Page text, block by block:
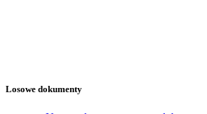
Losowe dokumenty